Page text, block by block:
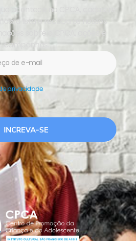
acontece no CPCA, cadastre
lista e receba os nossos
sobre o CPCA, ações e
campanhas.
privacidade.
INCREVA-SE